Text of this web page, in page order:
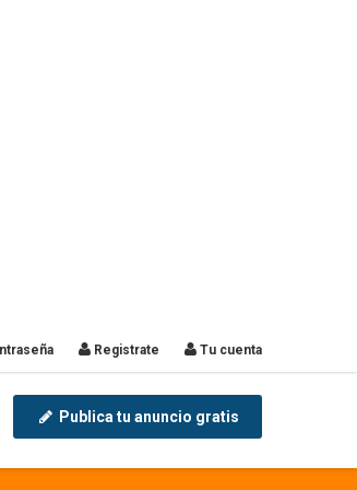
Registrate Tu cuenta
Publica tu anuncio gratis